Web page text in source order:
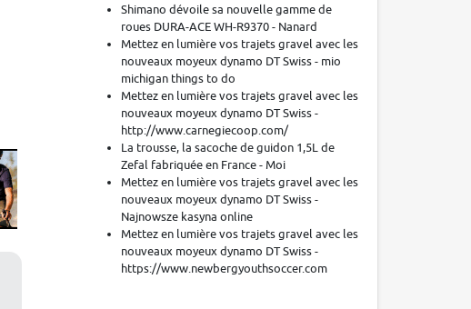
Shimano dévoile sa nouvelle gamme de
roues DURA-ACE WH-R9370 - Nanard
Mettez en lumière vos trajets gravel avec les
nouveaux moyeux dynamo DT Swiss - mio
michigan things to do
Mettez en lumière vos trajets gravel avec les
nouveaux moyeux dynamo DT Swiss -
http://www.carnegiecoop.com/
La trousse, la sacoche de guidon 1,5L de
Zefal fabriquée en France - Moi
Mettez en lumière vos trajets gravel avec les
nouveaux moyeux dynamo DT Swiss -
Najnowsze kasyna online
Mettez en lumière vos trajets gravel avec les
nouveaux moyeux dynamo DT Swiss -
https://www.newbergyouthsoccer.com